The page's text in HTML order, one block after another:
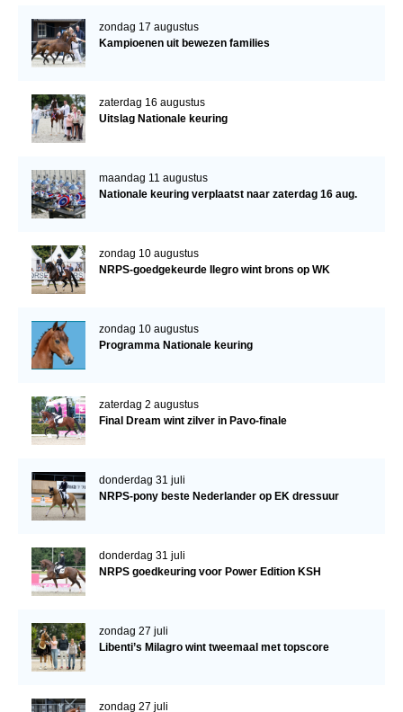
zondag 17 augustus
Kampioenen uit bewezen families
zaterdag 16 augustus
Uitslag Nationale keuring
maandag 11 augustus
Nationale keuring verplaatst naar zaterdag 16 aug.
zondag 10 augustus
NRPS-goedgekeurde Ilegro wint brons op WK
zondag 10 augustus
Programma Nationale keuring
zaterdag 2 augustus
Final Dream wint zilver in Pavo-finale
donderdag 31 juli
NRPS-pony beste Nederlander op EK dressuur
donderdag 31 juli
NRPS goedkeuring voor Power Edition KSH
zondag 27 juli
Libenti’s Milagro wint tweemaal met topscore
zondag 27 juli